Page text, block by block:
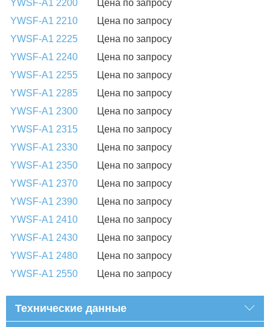
YWSF-A1 2200
Цена по запросу
YWSF-A1 2210
Цена по запросу
YWSF-A1 2225
Цена по запросу
YWSF-A1 2240
Цена по запросу
YWSF-A1 2255
Цена по запросу
YWSF-A1 2285
Цена по запросу
YWSF-A1 2300
Цена по запросу
YWSF-A1 2315
Цена по запросу
YWSF-A1 2330
Цена по запросу
YWSF-A1 2350
Цена по запросу
YWSF-A1 2370
Цена по запросу
YWSF-A1 2390
Цена по запросу
YWSF-A1 2410
Цена по запросу
YWSF-A1 2430
Цена по запросу
YWSF-A1 2480
Цена по запросу
YWSF-A1 2550
Цена по запросу
Технические данные